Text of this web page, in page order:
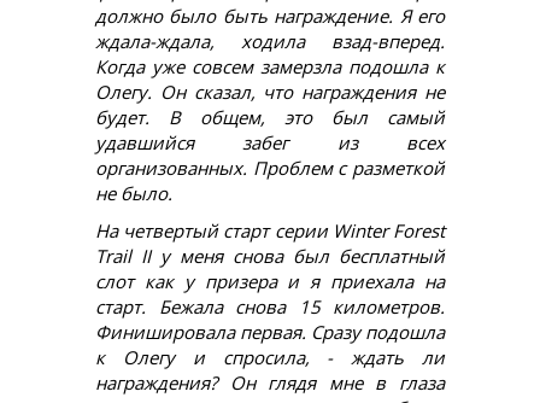
должно было быть награждение. Я его
ждала-ждала, ходила взад-вперед.
Когда уже совсем замерзла подошла к
Олегу. Он сказал, что награждения не
будет. В общем, это был самый
удавшийся забег из всех
организованных. Проблем с разметкой
не было.
На четвертый старт серии Winter Forest
Trail II у меня снова был бесплатный
слот как у призера и я приехала на
старт. Бежала снова 15 километров.
Финишировала первая. Сразу подошла
к Олегу и спросила, - ждать ли
награждения? Он глядя мне в глаза